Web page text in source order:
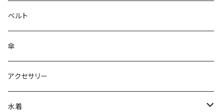
ベルト
傘
アクセサリー
水着